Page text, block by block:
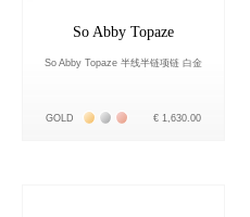
So Abby Topaze
So Abby Topaze 半线半链项链 白金
GOLD Жёлтое золото 18К
Белое золото 18К
Розовое золото 18К
€ 1,630.00